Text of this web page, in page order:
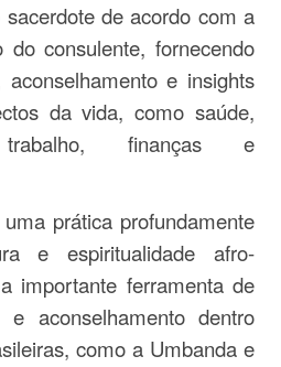
de acordo com a
do consulente, fornecendo
aconselhamento e insights
da vida, como saúde,
trabalho, finanças e
prática profundamente
e espiritualidade afro-
importante ferramenta de
e aconselhamento dentro
como a Umbanda e